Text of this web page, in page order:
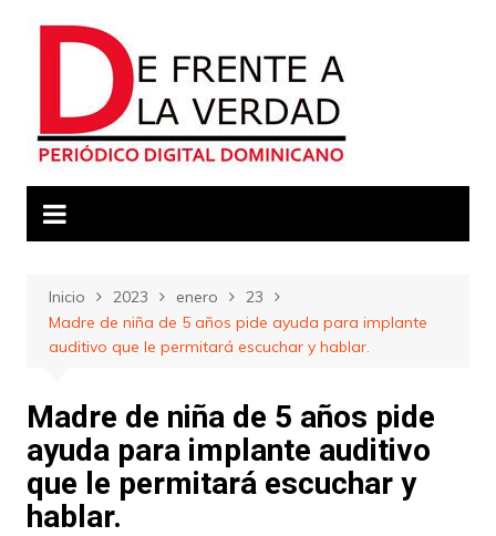
Inicio 2023 enero
23
Madre de niña de 5 años pide ayuda para implante
auditivo que le permitará escuchar y hablar.
Madre de niña de 5 años pide
ayuda para implante auditivo
que le permitará escuchar y
hablar.